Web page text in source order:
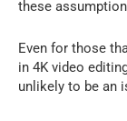
these
Even for those
in 4K video
unlikely to be an